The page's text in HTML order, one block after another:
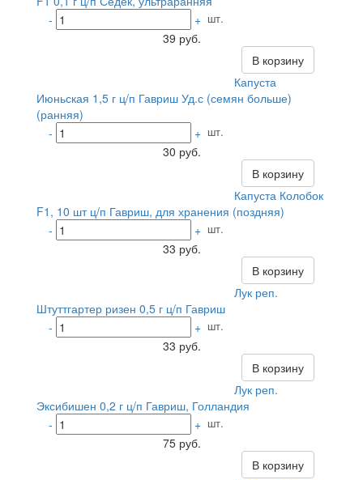
-
+ шт.
39 руб.
В корзину
Капуста
Июньская 1,5 г ц/п Гавриш Уд.с (семян больше)
(ранняя)
-
+ шт.
30 руб.
В корзину
Капуста Колобок
F1, 10 шт ц/п Гавриш, для хранения (поздняя)
-
+ шт.
33 руб.
В корзину
Лук реп.
Штуттгартер ризен 0,5 г ц/п Гавриш
-
+ шт.
33 руб.
В корзину
Лук реп.
Эксибишен 0,2 г ц/п Гавриш, Голландия
-
+ шт.
75 руб.
В корзину